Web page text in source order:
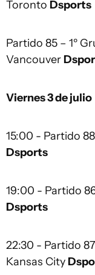
Toronto Dsports
Partido 85 – 1º
Vancouver
Viernes 3 de julio
15:00 - Partido
Dsports
19:00 - Partido
Dsports
22:30 - Partido
Kansas City